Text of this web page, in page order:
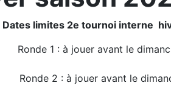
Dates limites 2e tournoi interne
Ronde 1 : à jouer avant le
Ronde 2 : à jouer avant le